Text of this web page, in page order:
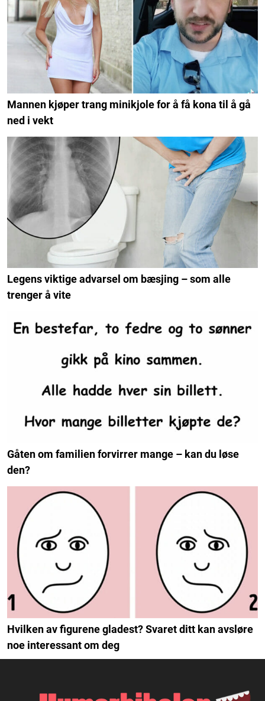
Mannen kjøper trang minikjole for å få kona til å gå
ned i vekt
Legens viktige advarsel om bæsjing – som alle
trenger å vite
Gåten om familien forvirrer mange – kan du løse
den?
Hvilken av figurene gladest? Svaret ditt kan avsløre
noe interessant om deg